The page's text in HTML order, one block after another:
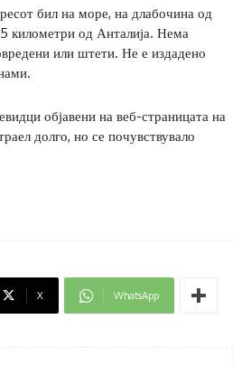
бил на море, на длабочина од
километри од Анталија. Нема
или штети. Не е издадено
објавени на веб-страницата на
долго, но се почувствувало
X WhatsApp